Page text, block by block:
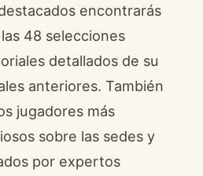
encontrarás
48 selecciones
detallados de su
anteriores. También
jugadores más
sobre las sedes y
por expertos